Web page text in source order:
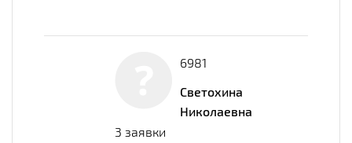
6981
Светохина
Николаевна
3 заявки